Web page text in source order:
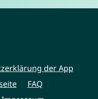
der App
FAQ